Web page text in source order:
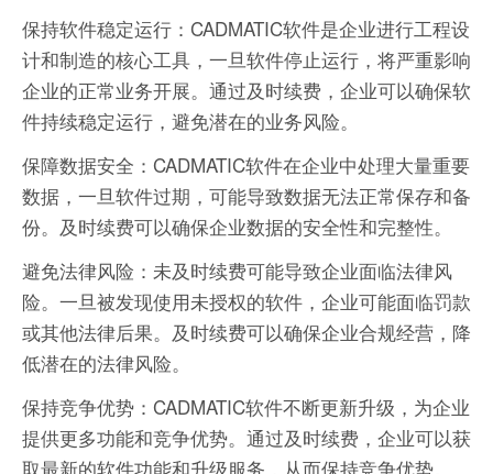
保持软件稳定运行：CADMATIC软件是企业进行工程设
计和制造的核心工具，一旦软件停止运行，将严重影响
企业的正常业务开展。通过及时续费，企业可以确保软
件持续稳定运行，避免潜在的业务风险。
保障数据安全：CADMATIC软件在企业中处理大量重要
数据，一旦软件过期，可能导致数据无法正常保存和备
份。及时续费可以确保企业数据的安全性和完整性。
避免法律风险：未及时续费可能导致企业面临法律风
险。一旦被发现使用未授权的软件，企业可能面临罚款
或其他法律后果。及时续费可以确保企业合规经营，降
低潜在的法律风险。
保持竞争优势：CADMATIC软件不断更新升级，为企业
提供更多功能和竞争优势。通过及时续费，企业可以获
取最新的软件功能和升级服务，从而保持竞争优势。